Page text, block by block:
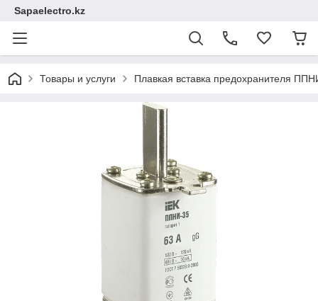
Sapaelectro.kz
Товары и услуги Плавкая вставка предохранителя